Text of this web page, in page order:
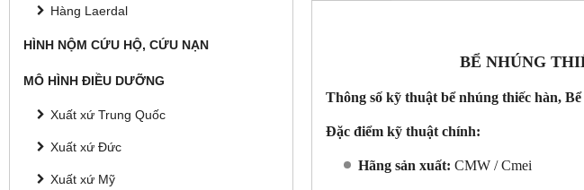
Hàng Laerdal
HÌNH NỘM CỨU HỘ, CỨU NẠN
MÔ HÌNH ĐIỀU DƯỠNG
Xuất xứ Trung Quốc
Xuất xứ Đức
Xuất xứ Mỹ
BỂ NHÚNG
Thông số kỹ thuật bể nhúng thiếc hàn,
Đặc điểm kỹ thuật chính:
Hãng sản xuất: CMW / Cmei